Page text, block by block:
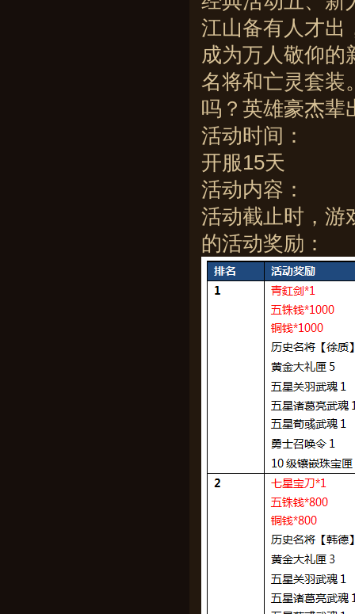
江山备有人才出
成为万人敬仰的
名将和亡灵套装
吗？英雄豪杰辈
活动时间：
开服15天
活动内容：
活动截止时，游
的活动奖励：